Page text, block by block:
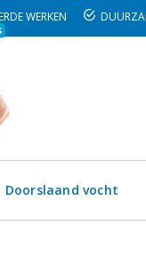
WERKEN
Doorslaand vocht